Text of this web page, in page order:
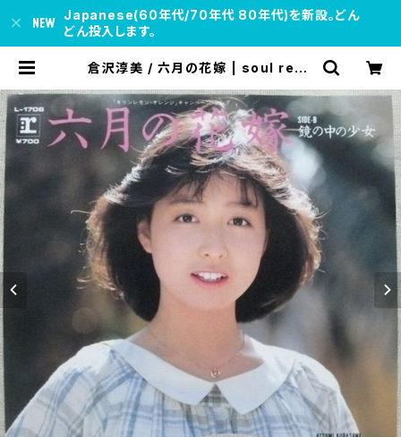
Japanese(60年代/70年代 80年代)を新設。どん
どん投入します。
倉沢淳美 / 六月の花嫁 | soul resp